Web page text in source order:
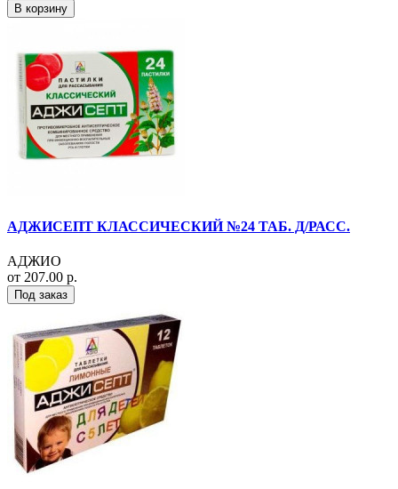
В корзину
АДЖИСЕПТ КЛАССИЧЕСКИЙ №24 ТАБ. Д/РАСС.
АДЖИО
от 207.00 р.
Под заказ